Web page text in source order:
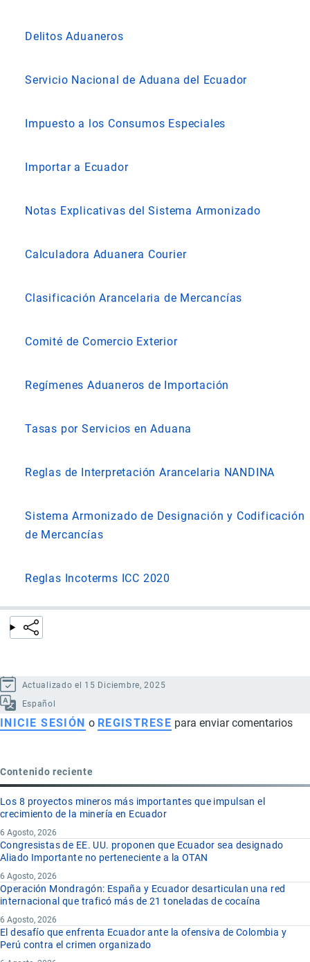
Delitos Aduaneros
Servicio Nacional de Aduana del Ecuador
Impuesto a los Consumos Especiales
Importar a Ecuador
Notas Explicativas del Sistema Armonizado
Calculadora Aduanera Courier
Clasificación Arancelaria de Mercancías
Comité de Comercio Exterior
Regímenes Aduaneros de Importación
Tasas por Servicios en Aduana
Reglas de Interpretación Arancelaria NANDINA
Sistema Armonizado de Designación y Codificación
de Mercancías
Reglas Incoterms ICC 2020
Actualizado el 15 Diciembre, 2025
Español
INICIE SESIÓN o REGISTRESE para enviar comentarios
Contenido reciente
Los 8 proyectos mineros más importantes que impulsan el
crecimiento de la minería en Ecuador
6 Agosto, 2026
Congresistas de EE. UU. proponen que Ecuador sea designado
Aliado Importante no perteneciente a la OTAN
6 Agosto, 2026
Operación Mondragón: España y Ecuador desarticulan una red
internacional que traficó más de 21 toneladas de cocaína
6 Agosto, 2026
El desafío que enfrenta Ecuador ante la ofensiva de Colombia y
Perú contra el crimen organizado